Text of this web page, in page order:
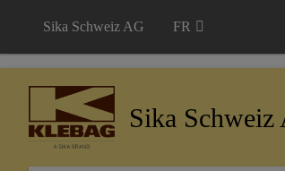
Sika Schweiz AG FR
Sika Schweiz